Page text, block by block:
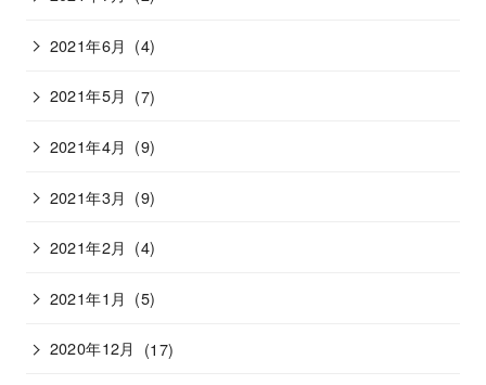
2021年6月 (4)
2021年5月 (7)
2021年4月 (9)
2021年3月 (9)
2021年2月 (4)
2021年1月 (5)
2020年12月 (17)